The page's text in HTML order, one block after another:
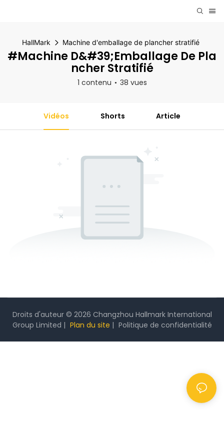
HallMark Machine d'emballage de plancher stratifié
#Machine D&#39;emballage De Pla
Ncher Stratifié
1 contenu 38 vues
Vidéos Shorts Article
Droits d'auteur © 2026 Changzhou Hallmark International
Group Limited | Plan du site | Politique de confidentialité